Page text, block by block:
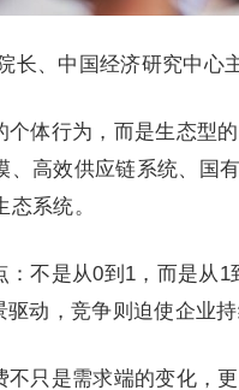
长、中国经济研究中心
体行为，而是生态型
高效供应链系统、国
系统。
不是从0到1，而是从1
动，竞争则迫使企业持
只是需求端的变化，